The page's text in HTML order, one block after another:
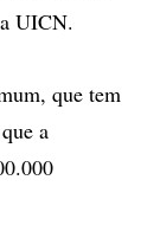
UICN.
que tem
a